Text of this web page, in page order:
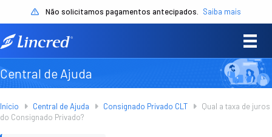
Não solicitamos pagamentos antecipados. Saiba mais
Central de Ajuda
Início Central de Ajuda Consignado Privado CLT
Qual a taxa de juros
do Consignado Privado?